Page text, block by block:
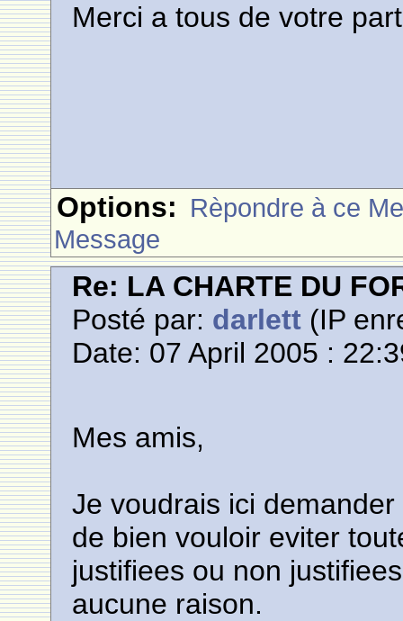
Merci a tous de votre
Options: Rèpondre à ce
Message
Re: LA CHARTE DU
Posté par: darlett (IP
Date: 07 April 2005 :
Mes amis,
Je voudrais ici
de bien vouloir eviter
justifiees ou non
aucune raison.